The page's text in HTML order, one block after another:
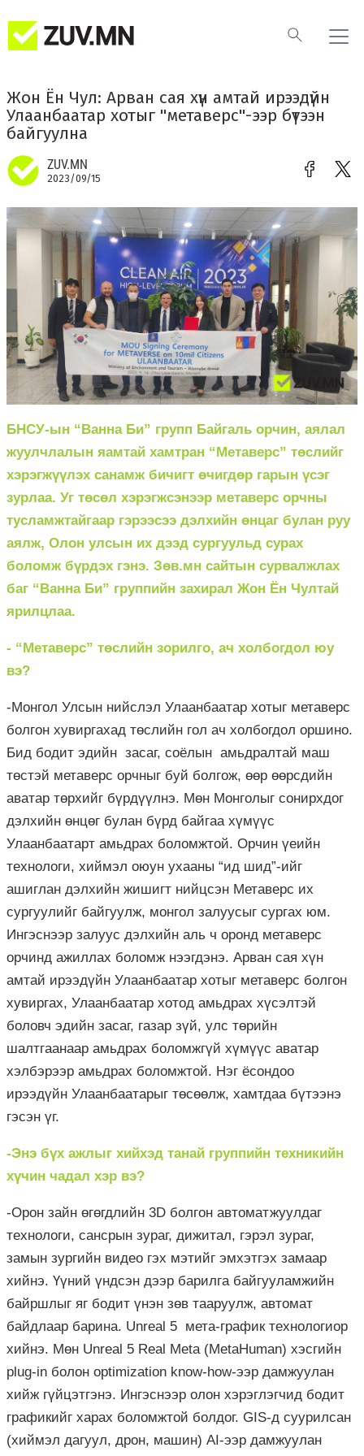
Жон Ён Чул: Арван сая хүн амтай ирээдүйн
Улаанбаатар хотыг "метаверс"-ээр бүтээн
байгуулна
ZUV.MN
2023/09/15
БНСУ-ын “Ванна Би” групп Байгаль орчин, аялал
жуулчлалын яамтай хамтран “Метаверс” төслийг
хэрэгжүүлэх санамж бичигт өчигдөр гарын үсэг
зурлаа. Уг төсөл хэрэгжсэнээр метаверс орчны
тусламжтайгаар гэрээсээ дэлхийн өнцаг булан руу
аялж, Олон улсын их дээд сургуульд сурах
боломж бүрдэх гэнэ. Зөв.мн сайтын сурвалжлах
баг “Ванна Би” группийн захирал Жон Ён Чултай
ярилцлаа.
- “Метаверс” төслийн зорилго, ач холбогдол юу
вэ?
-Монгол Улсын нийслэл Улаанбаатар хотыг метаверс
болгон хувиргахад төслийн гол ач холбогдол оршино.
Бид бодит эдийн засаг, соёлын амьдралтай маш
төстэй метаверс орчныг буй болгож, өөр өөрсдийн
аватар төрхийг бүрдүүлнэ. Мөн Монголыг сонирхдог
дэлхийн өнцөг булан бүрд байгаа хүмүүс
Улаанбаатарт амьдрах боломжтой. Орчин үеийн
технологи, хиймэл оюун ухааны “ид шид”-ийг
ашиглан дэлхийн жишигт нийцсэн Метаверс их
сургуулийг байгуулж, монгол залуусыг сургах юм.
Ингэснээр залуус дэлхийн аль ч оронд метаверс
орчинд ажиллах боломж нээгдэнэ. Арван сая хүн
амтай ирээдүйн Улаанбаатар хотыг метаверс болгон
хувиргах, Улаанбаатар хотод амьдрах хүсэлтэй
боловч эдийн засаг, газар зүй, улс төрийн
шалтгаанаар амьдрах боломжгүй хүмүүс аватар
хэлбэрээр амьдрах боломжтой. Нэг ёсондоо
ирээдүйн Улаанбаатарыг төсөөлж, хамтдаа бүтээнэ
гэсэн үг.
-Энэ бүх ажлыг хийхэд танай группийн техникийн
хүчин чадал хэр вэ?
-Орон зайн өгөгдлийн 3D болгон автоматжуулдаг
технологи, сансрын зураг, дижитал, гэрэл зураг,
замын зургийн видео гэх мэтийг эмхэтгэх замаар
хийнэ. Үүний үндсэн дээр барилга байгууламжийн
байршлыг яг бодит үнэн зөв тааруулж, автомат
байдлаар барина. Unreal 5 мета-график технологиор
хийнэ. Мөн Unreal 5 Real Meta (MetaHuman) хэсгийн
plug-in болон optimization know-how-ээр дамжуулан
хийж гүйцэтгэнэ. Ингэснээр олон хэрэглэгчид бодит
графикийг харах боломжтой болдог. GIS-д суурилсан
(хиймэл дагуул, дрон, машин) AI-ээр дамжуулан